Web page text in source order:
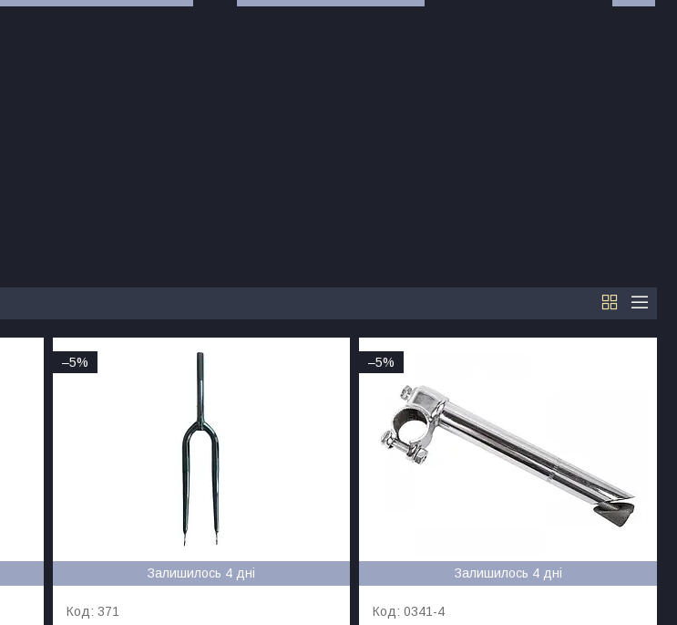
–5%
Залишилось 4 дні
371
–5%
Залишилось 4 дні
0341-4